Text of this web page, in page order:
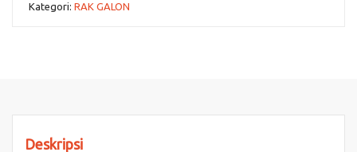
Kategori: RAK GALON
Deskripsi